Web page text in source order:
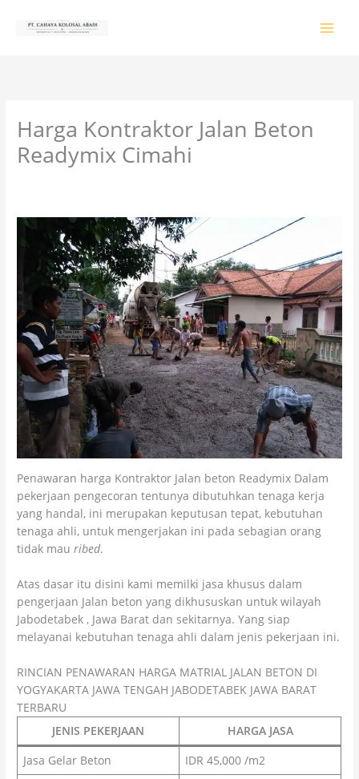
Harga Kontraktor Jalan Beton
Readymix Cimahi
Penawaran harga Kontraktor Jalan beton Readymix Dalam
pekerjaan pengecoran tentunya dibutuhkan tenaga kerja
yang handal, ini merupakan keputusan tepat, kebutuhan
tenaga ahli, untuk mengerjakan ini pada sebagian orang
tidak mauribed.
Atas dasar itu disini kami memilki jasa khusus dalam
pengerjaan Jalan beton yang dikhususkan untuk wilayah
Jabodetabek , Jawa Barat dan sekitarnya. Yang siap
melayanai kebutuhan tenaga ahli dalam jenis pekerjaan ini.
RINCIAN PENAWARAN HARGA MATRIAL JALAN BETON DI
YOGYAKARTA JAWA TENGAH JABODETABEK JAWA BARAT
TERBARU
JENIS PEKERJAAN
HARGA JASA
Jasa Gelar Beton
IDR 45,000 /m2